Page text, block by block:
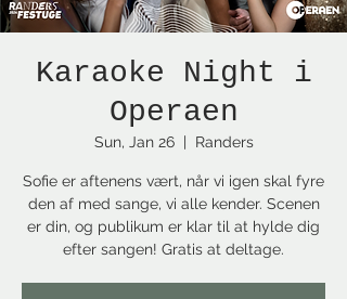
Karaoke Night i
Operaen
Sun, Jan 26
  |
Randers
Sofie er aftenens vært, når vi igen skal fyre
den af med sange, vi alle kender. Scenen
er din, og publikum er klar til at hylde dig
efter sangen! Gratis at deltage.